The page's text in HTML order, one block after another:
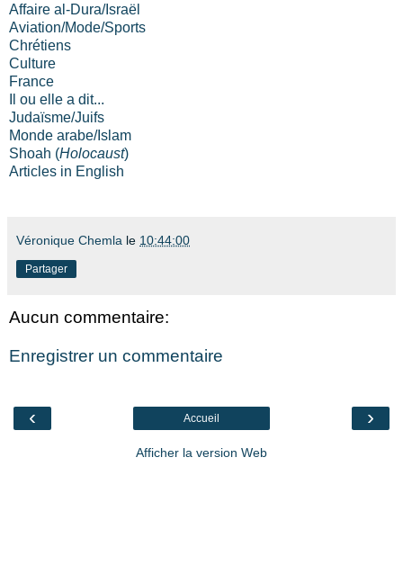
Affaire al-Dura/Israël
Aviation/Mode/Sports
Chrétiens
Culture
France
Il ou elle a dit...
Judaïsme/Juifs
Monde arabe/Islam
Shoah (Holocaust)
Articles in English
Véronique Chemla le 10:44:00
Partager
Aucun commentaire:
Enregistrer un commentaire
‹ ›
Accueil
Afficher la version Web